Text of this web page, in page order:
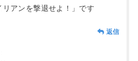
リアンを撃退せよ！」です
返信